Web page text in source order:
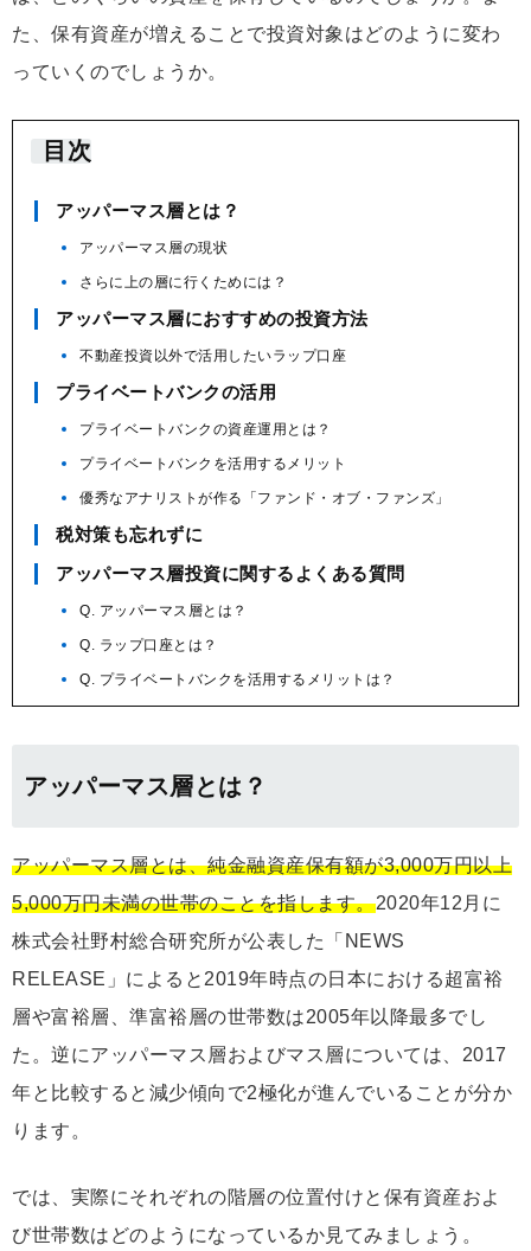
た、保有資産が増えることで投資対象はどのように変わ
っていくのでしょうか。
目次
アッパーマス層とは？
アッパーマス層の現状
さらに上の層に行くためには？
アッパーマス層におすすめの投資方法
不動産投資以外で活用したいラップ口座
プライベートバンクの活用
プライベートバンクの資産運用とは？
プライベートバンクを活用するメリット
優秀なアナリストが作る「ファンド・オブ・ファンズ」
税対策も忘れずに
アッパーマス層投資に関するよくある質問
Q. アッパーマス層とは？
Q. ラップ口座とは？
Q. プライベートバンクを活用するメリットは？
アッパーマス層とは？
アッパーマス層とは、純金融資産保有額が3,000万円以上
5,000万円未満の世帯のことを指します。2020年12月に
株式会社野村総合研究所が公表した「NEWS
RELEASE」によると2019年時点の日本における超富裕
層や富裕層、準富裕層の世帯数は2005年以降最多でし
た。逆にアッパーマス層およびマス層については、2017
年と比較すると減少傾向で2極化が進んでいることが分か
ります。
では、実際にそれぞれの階層の位置付けと保有資産およ
び世帯数はどのようになっているか見てみましょう。